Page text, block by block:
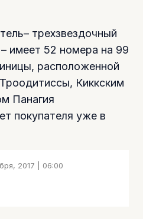
трехзвездочный
имеет 52 номера на 99
расположенной
Киккским
Панагия
покупателя уже в
2017 | 06:00